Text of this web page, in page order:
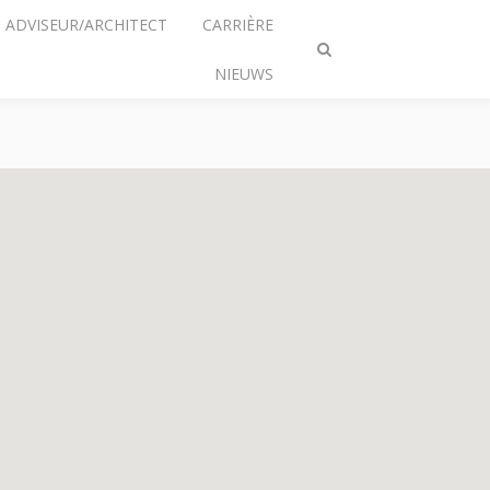
Zoeken
ADVISEUR/ARCHITECT CARRIÈRE
NIEUWS